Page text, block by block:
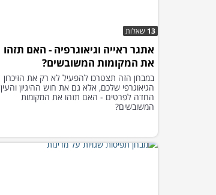
13 שאלות
אתגר ראייה וגיאוגרפיה - האם תזהו
את המקומות המשובשים?
במבחן הזה תצטרכו להפעיל לא רק את הזיכרון
הגיאוגרפי שלכם, אלא גם את חוש ההיגיון והעין
החדה לפרטים - האם תזהו את המקומות
המשובשים?